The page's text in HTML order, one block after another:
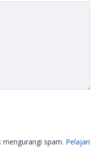
spam. Pelajari